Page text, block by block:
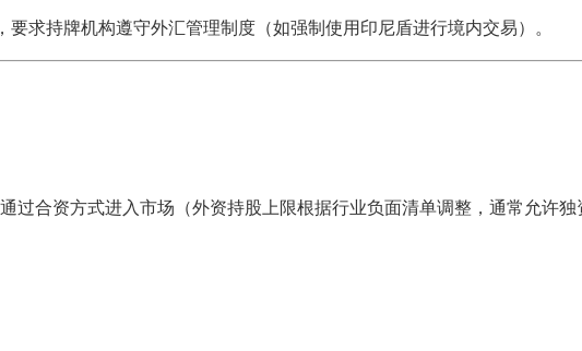
求持牌机构遵守外汇管理制度（如强制使用印尼盾进行境内交易）。
过合资方式进入市场（外资持股上限根据行业负面清单调整，通常允许